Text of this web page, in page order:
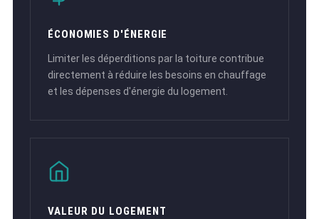
ÉCONOMIES D'ÉNERGIE
Limiter les déperditions par la toiture contribue
directement à réduire les besoins en chauffage
et les dépenses d'énergie du logement.
VALEUR DU LOGEMENT